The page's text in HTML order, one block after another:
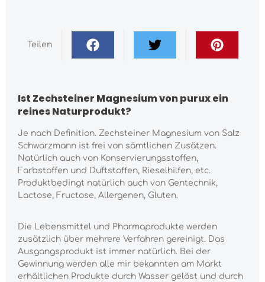
Teilen
Ist Zechsteiner Magnesium von purux ein
reines Naturprodukt?
Je nach Definition. Zechsteiner Magnesium von Salz
Schwarzmann ist frei von sämtlichen Zusätzen.
Natürlich auch von Konservierungsstoffen,
Farbstoffen und Duftstoffen, Rieselhilfen, etc.
Produktbedingt natürlich auch von Gentechnik,
Lactose, Fructose, Allergenen, Gluten.
Die Lebensmittel und Pharmaprodukte werden
zusätzlich über mehrere Verfahren gereinigt. Das
Ausgangsprodukt ist immer natürlich. Bei der
Gewinnung werden alle mir bekannten am Markt
erhältlichen Produkte durch Wasser gelöst und durch